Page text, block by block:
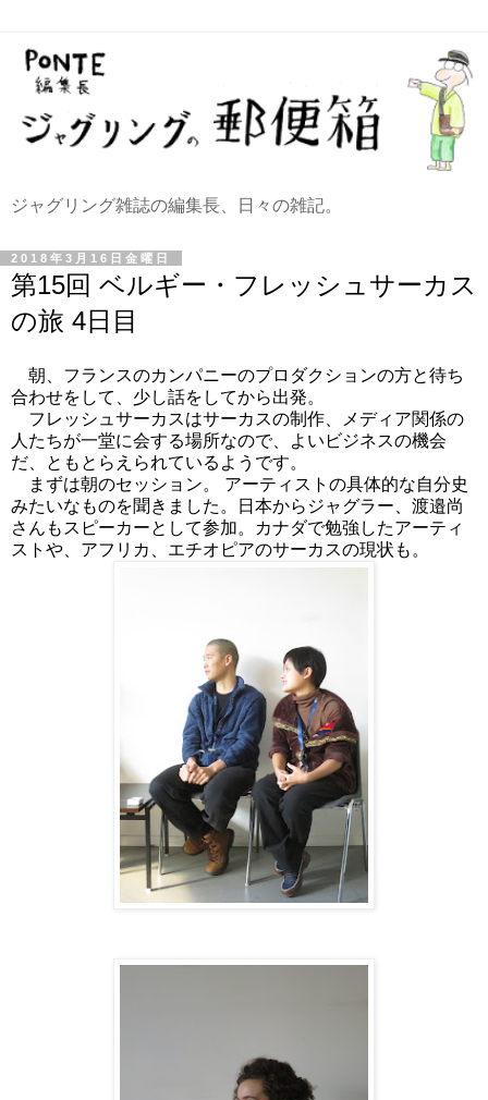
ジャグリング雑誌の編集長、日々の雑記。
2018年3月16日金曜日
第15回 ベルギー・フレッシュサーカス
の旅 4日目
朝、フランスのカンパニーのプロダクションの方と待ち
合わせをして、少し話をしてから出発。
フレッシュサーカスはサーカスの制作、メディア関係の
人たちが一堂に会する場所なので、よいビジネスの機会
だ、ともとらえられているようです。
まずは朝のセッション。 アーティストの具体的な自分史
みたいなものを聞きました。日本からジャグラー、渡邉尚
さんもスピーカーとして参加。カナダで勉強したアーティ
ストや、アフリカ、エチオピアのサーカスの現状も。